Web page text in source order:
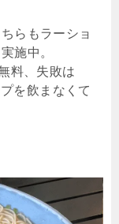
らもラーショ
施中。
料、失敗は
を飲まなくて